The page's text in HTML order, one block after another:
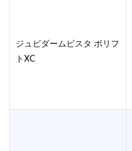
ジュビダームビスタ ボリフ
トXC